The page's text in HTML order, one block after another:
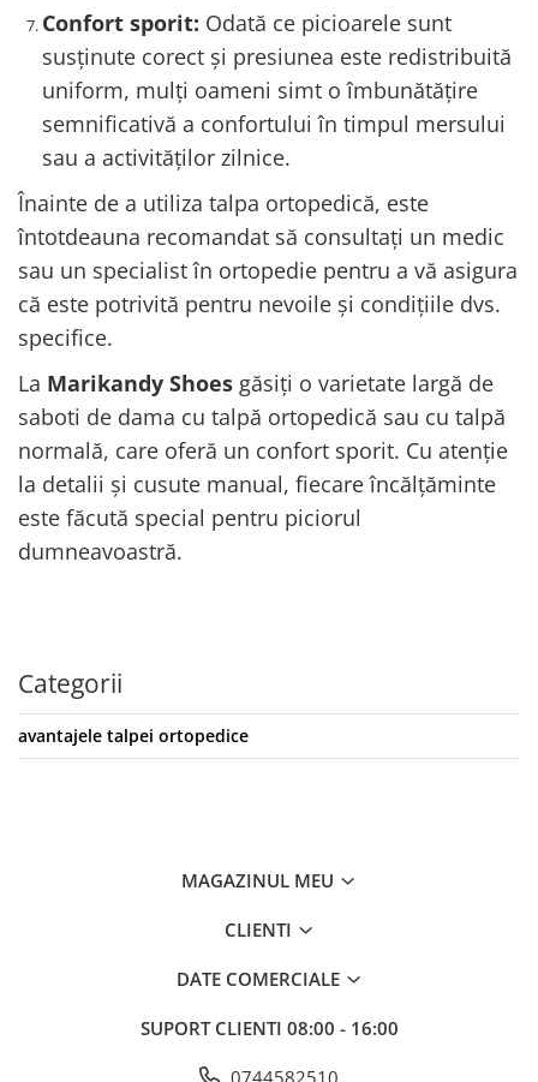
Confort sporit: Odată ce picioarele sunt
susținute corect și presiunea este redistribuită
uniform, mulți oameni simt o îmbunătățire
semnificativă a confortului în timpul mersului
sau a activităților zilnice.
Înainte de a utiliza talpa ortopedică, este
întotdeauna recomandat să consultați un medic
sau un specialist în ortopedie pentru a vă asigura
că este potrivită pentru nevoile și condițiile dvs.
specifice.
La Marikandy Shoes găsiți o varietate largă de
saboti de dama cu talpă ortopedică sau cu talpă
normală, care oferă un confort sporit. Cu atenție
la detalii și cusute manual, fiecare încălțăminte
este făcută special pentru piciorul
dumneavoastră.
Categorii
avantajele talpei ortopedice
MAGAZINUL MEU
CLIENTI
DATE COMERCIALE
SUPORT CLIENTI 08:00 - 16:00
0744582510